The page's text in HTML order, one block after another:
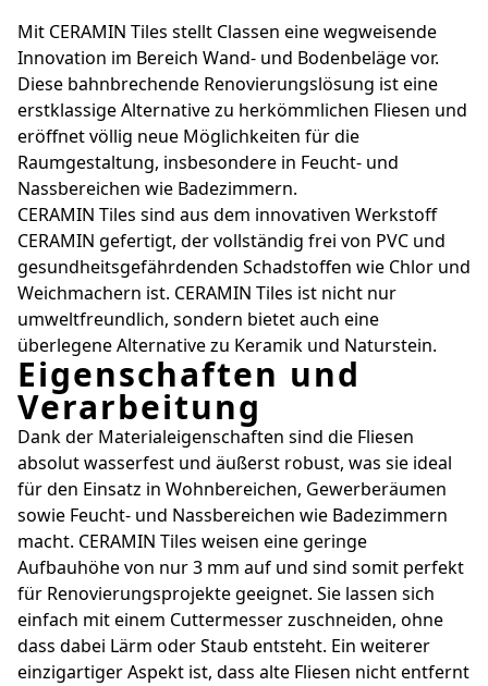
Mit CERAMIN Tiles stellt Classen eine wegweisende
Innovation im Bereich Wand- und Bodenbeläge vor.
Diese bahnbrechende Renovierungslösung ist eine
erstklassige Alternative zu herkömmlichen Fliesen und
eröffnet völlig neue Möglichkeiten für die
Raumgestaltung, insbesondere in Feucht- und
Nassbereichen wie Badezimmern.
CERAMIN Tiles sind aus dem innovativen Werkstoff
CERAMIN gefertigt, der vollständig frei von PVC und
gesundheitsgefährdenden Schadstoffen wie Chlor und
Weichmachern ist. CERAMIN Tiles ist nicht nur
umweltfreundlich, sondern bietet auch eine
überlegene Alternative zu Keramik und Naturstein.
Eigenschaften und
Verarbeitung
Dank der Materialeigenschaften sind die Fliesen
absolut wasserfest und äußerst robust, was sie ideal
für den Einsatz in Wohnbereichen, Gewerberäumen
sowie Feucht- und Nassbereichen wie Badezimmern
macht. CERAMIN Tiles weisen eine geringe
Aufbauhöhe von nur 3 mm auf und sind somit perfekt
für Renovierungsprojekte geeignet. Sie lassen sich
einfach mit einem Cuttermesser zuschneiden, ohne
dass dabei Lärm oder Staub entsteht. Ein weiterer
einzigartiger Aspekt ist, dass alte Fliesen nicht entfernt